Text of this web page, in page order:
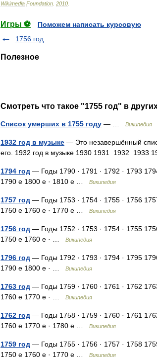
Wikimedia Foundation 2010
Игры ⚽
Поможем написать курсовую
1756 год
Полезное
Смотреть что такое "1755 год" в
Список умерших в 1755 году — … Википедия
1932 год в музыке — Это незавершённый
его. 1932 год в музыке 1930 1931 1932 1933
1794 год — Годы 1790 · 1791 · 1792 · 1793
1790 е 1800 е · 1810 е …
Википедия
1757 год — Годы 1753 · 1754 · 1755 · 1756
1750 е 1760 е · 1770 е …
Википедия
1756 год — Годы 1752 · 1753 · 1754 · 1755
1750 е 1760 е · …
Википедия
1796 год — Годы 1792 · 1793 · 1794 · 1795
1790 е 1800 е · …
Википедия
1763 год — Годы 1759 · 1760 · 1761 · 1762
1760 е 1770 е · …
Википедия
1762 год — Годы 1758 · 1759 · 1760 · 1761
1760 е 1770 е · 1780 е …
Википедия
1759 год — Годы 1755 · 1756 · 1757 · 1758
1750 е 1760 е · 1770 е …
Википедия